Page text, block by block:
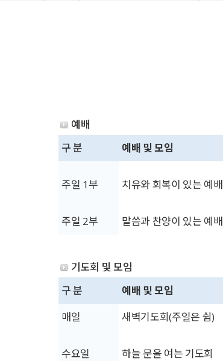
예배
구 분
예배 및 모임
주일 1부 치유와 회복이 있는 예배
주일 2부
말씀과 찬양이 있는 예배
기도회 및 모임
구 분
예배 및 모임
매일
새벽기도회(주일은 쉼)
수요일 하늘 문을 여는 기도회